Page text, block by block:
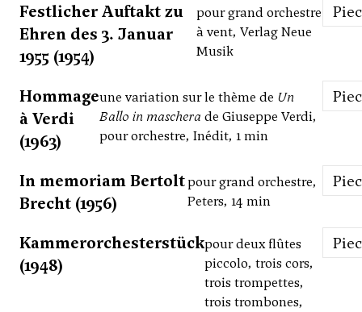
Festlicher Auftakt zu
Ehren des 3. Januar
1955 (1954)
pour grand orchestre
à vent, Verlag Neue
Musik
Hommage
à Verdi
(1963)
une variation sur le thème de Un
Ballo in mascherade Giuseppe Verdi,
pour orchestre, Inédit, 1 min
In memoriam Bertolt
Brecht (1956)
pour grand orchestre,
Peters, 14 min
Kammerorchesterstück
(1948)
pour deux flûtes
piccolo, trois cors,
trois trompettes,
trois trombones,